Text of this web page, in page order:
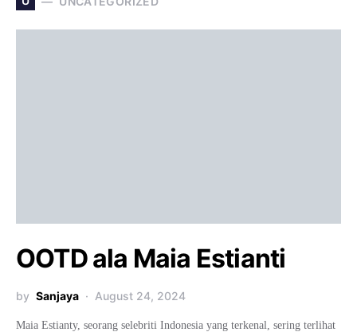
OOTD ala Maia Estianti
by Sanjaya August 24, 2024
Maia Estianty, seorang selebriti Indonesia yang terkenal, sering terlihat